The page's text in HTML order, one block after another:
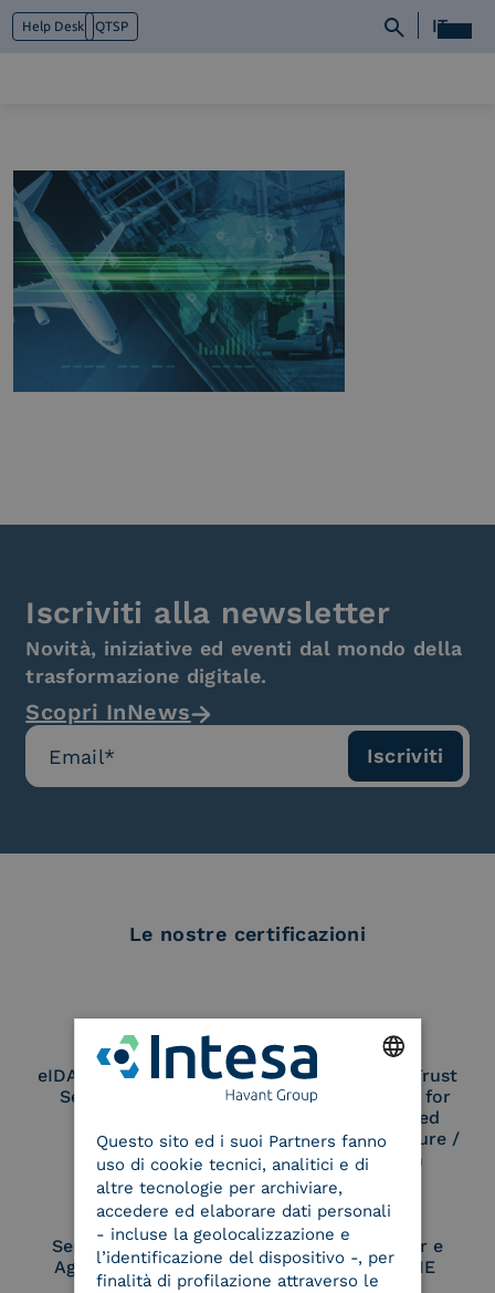
Help Desk QTSP IT
Cosa facciamo
Piattaforme
Industry
News e Media
Contattaci
Iscriviti alla newsletter
Novità, iniziative ed eventi dal mondo della
trasformazione digitale.
Scopri InNews
Le nostre certificazioni
eIDAS Qualified Trust
Service Provider
eIDAS Qualified Trust
Service Provider for
Remote Qualified
Electronic Signature /
Seal Creation
Service Provider e
Aggregatore SPID
Service Provider e
Aggregatore CIE
ITALIAN
Questo sito ed i suoi Partners fanno
uso di cookie tecnici, analitici e di
altre tecnologie per archiviare,
accedere ed elaborare dati personali
- incluse la geolocalizzazione e
l’identificazione del dispositivo -, per
finalità di profilazione attraverso le